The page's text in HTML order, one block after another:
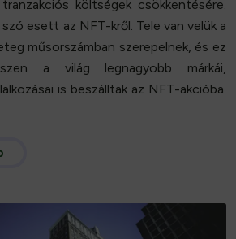
költségek csökkentésére.
esett az NFT-kről. Tele van velük a
műsorszámban szerepelnek, és ez
a világ legnagyobb márkái,
is beszálltak az NFT-akcióba.